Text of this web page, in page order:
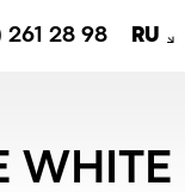
28 98 RU
WHITE